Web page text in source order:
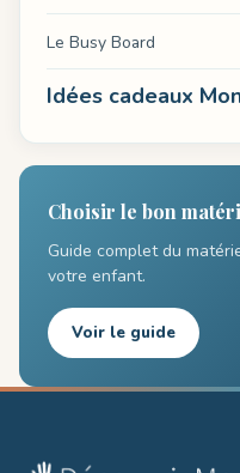
Le Busy Board
Idées cadeaux
Choisir le bon
Guide complet du
votre enfant.
Voir le guide